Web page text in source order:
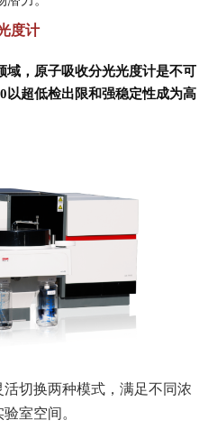
度计
域，原子吸收分光光度计是不可
以超低检出限和强稳定性成为高
活切换两种模式，满足不同浓
室空间。